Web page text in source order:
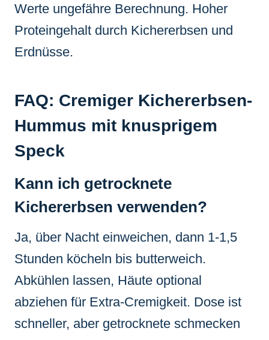
Werte ungefähre Berechnung. Hoher
Proteingehalt durch Kichererbsen und
Erdnüsse.
FAQ: Cremiger Kichererbsen-
Hummus mit knusprigem
Speck
Kann ich getrocknete
Kichererbsen verwenden?
Ja, über Nacht einweichen, dann 1-1,5
Stunden köcheln bis butterweich.
Abkühlen lassen, Häute optional
abziehen für Extra-Cremigkeit. Dose ist
schneller, aber getrocknete schmecken